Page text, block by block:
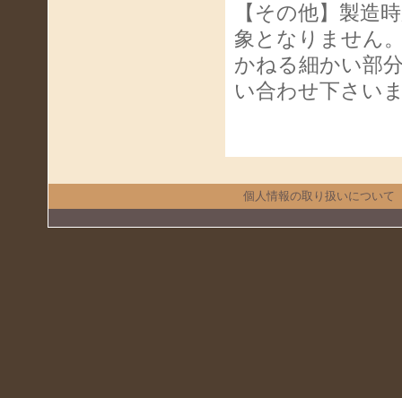
【その他】製造
象となりません
かねる細かい部
い合わせ下さい
個人情報の取り扱いについて